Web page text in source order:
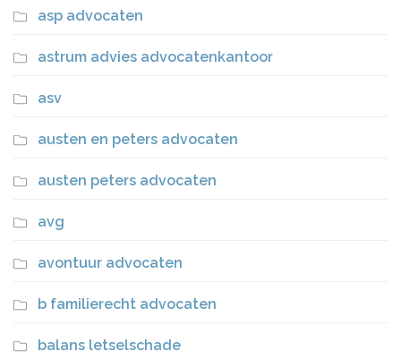
asp advocaten
astrum advies advocatenkantoor
asv
austen en peters advocaten
austen peters advocaten
avg
avontuur advocaten
b familierecht advocaten
balans letselschade